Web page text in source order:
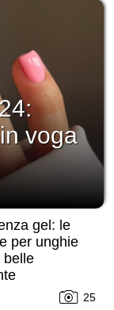
voga
gel: le
per unghie
belle
25